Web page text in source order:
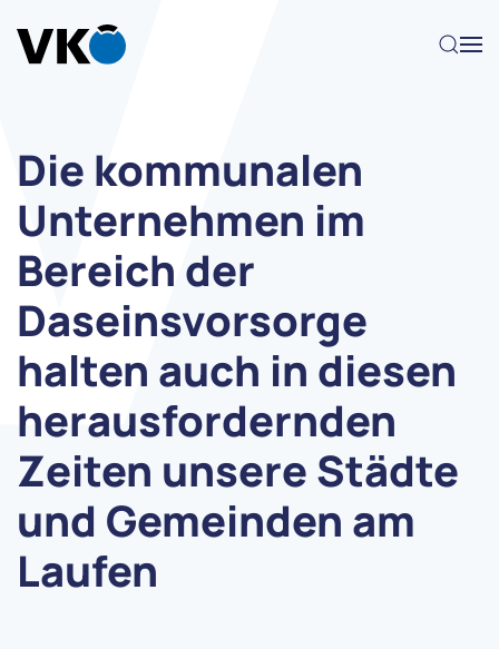
Zum Hauptinhalt springen
Die kommunalen
Unternehmen im
Bereich der
Daseinsvorsorge
halten auch in diesen
herausfordernden
Zeiten unsere Städte
und Gemeinden am
Laufen